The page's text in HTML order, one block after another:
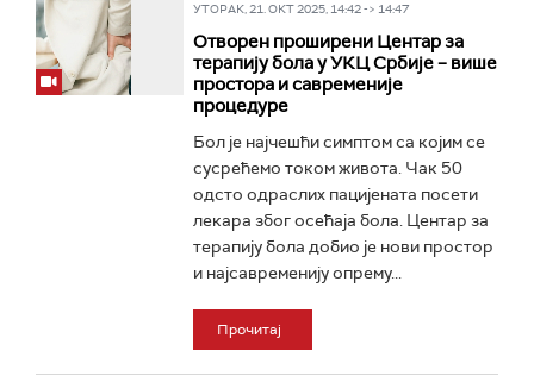
УТОРАК, 21. ОКТ 2025, 14:42 -> 14:47
Отворен проширени Центар за
терапију бола у УКЦ Србије – више
простора и савременије
процедуре
Бол је најчешћи симптом са којим се
сусрећемо током живота. Чак 50
одсто одраслих пацијената посети
лекара због осећаја бола. Центар за
терапију бола добио је нови простор
и најсавременију опрему...
Прочитај